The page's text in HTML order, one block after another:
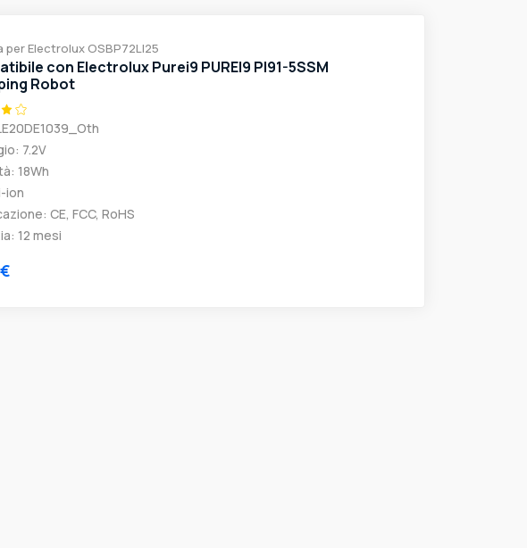
per Electrolux OSBP72LI25
con Electrolux Purei9 PUREI9 PI91-5SSM
Robot
7.2V
18Wh
ion
CE, FCC, RoHS
12 mesi